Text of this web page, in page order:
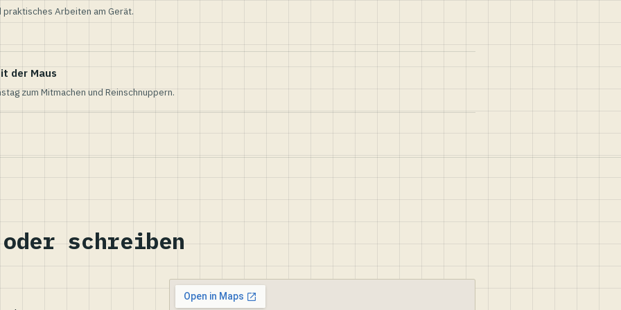
praktisches Arbeiten am Gerät.
der Maus
zum Mitmachen und Reinschnuppern.
oder schreiben